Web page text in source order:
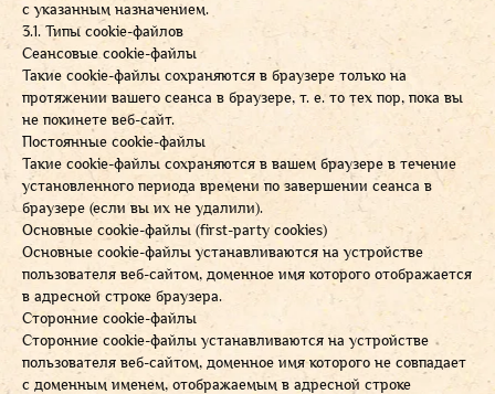
с указанным назначением.
3.1. Типы cookie-файлов
Сеансовые cookie-файлы
Такие cookie-файлы сохраняются в браузере только на
протяжении вашего сеанса в браузере, т. е. то тех пор, пока вы
не покинете веб-сайт.
Постоянные cookie-файлы
Такие cookie-файлы сохраняются в вашем браузере в течение
установленного периода времени по завершении сеанса в
браузере (если вы их не удалили).
Основные cookie-файлы (first-party cookies)
Основные cookie-файлы устанавливаются на устройстве
пользователя веб-сайтом, доменное имя которого отображается
в адресной строке браузера.
Сторонние cookie-файлы
Сторонние cookie-файлы устанавливаются на устройстве
пользователя веб-сайтом, доменное имя которого не совпадает
с доменным именем, отображаемым в адресной строке